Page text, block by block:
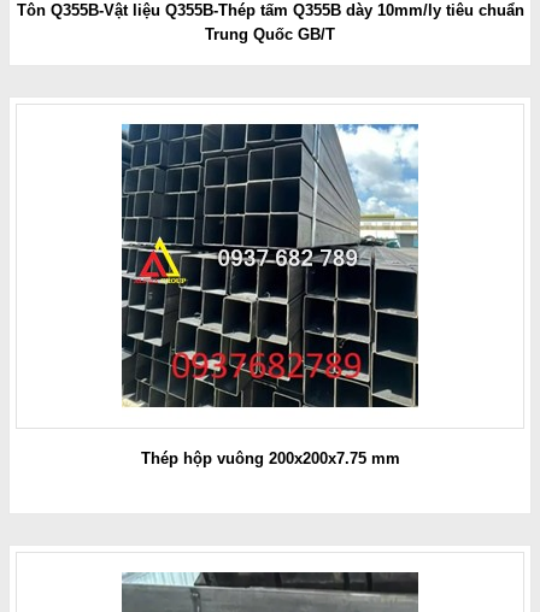
Tôn Q355B-Vật liệu Q355B-Thép tấm Q355B dày 10mm/ly tiêu chuẩn
Trung Quốc GB/T
Thép hộp vuông 200x200x7.75 mm